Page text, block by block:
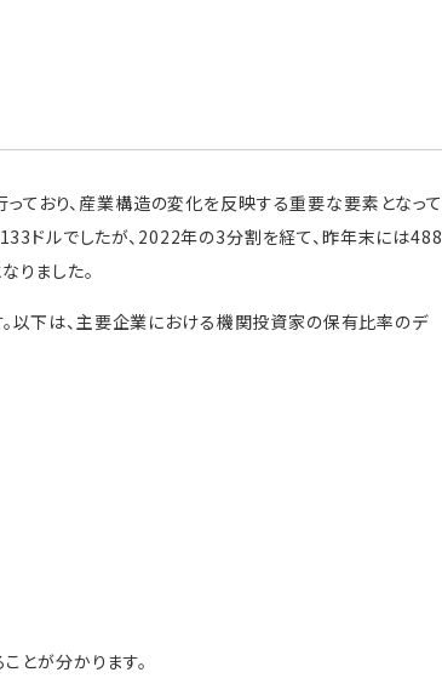
おり、産業構造の変化を反映する重要な要素となって
ドルでしたが、2022年の3分割を経て、昨年末には488
りました。
以下は、主要企業における機関投資家の保有比率のデ
とが分かります。